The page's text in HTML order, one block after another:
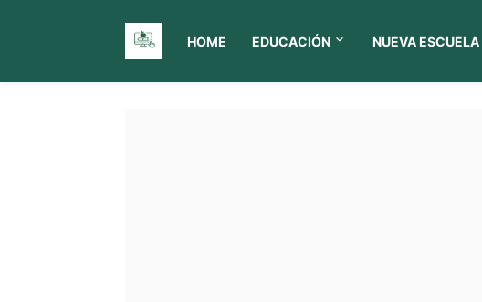
HOME EDUCACIÓN NUEVA